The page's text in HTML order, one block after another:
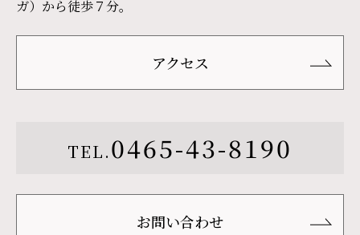
ガ）から徒歩７分。
アクセス
TEL.0465-43-8190
お問い合わせ